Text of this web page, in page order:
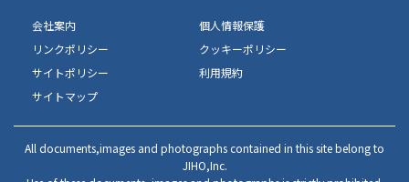
会社案内
個人情報保護
リンクポリシー
クッキーポリシー
サイトポリシー
利用規約
サイトマップ
All documents,images and photographs contained in this site belong to
JIHO,Inc.